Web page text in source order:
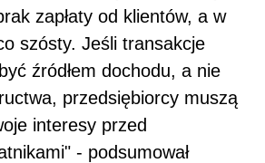
zapłaty od klientów, a w
szósty. Jeśli transakcje
źródłem dochodu, a nie
przedsiębiorcy muszą
interesy przed
- podsumował